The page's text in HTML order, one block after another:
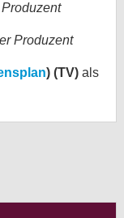
Produzent
) (TV) als